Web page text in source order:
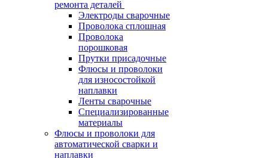
ремонта деталей
Электроды сварочные
Проволока сплошная
Проволока
порошковая
Прутки присадочные
Флюсы и проволоки
для износостойкой
наплавки
Ленты сварочные
Специализированные
материалы
Флюсы и проволоки для
автоматической сварки и
наплавки